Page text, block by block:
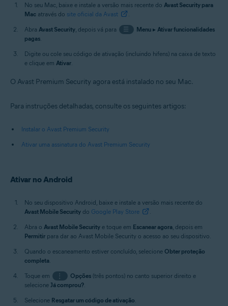
No seu Mac, baixe e instale a versão mais recente do Avast Security para
Mac através do site oficial da Avast
.
Abra Avast Security, depois vá para ☰ Menu▸ Ativar funcionalidades
pagas.
Digite ou cole seu código de ativação (incluindo hifens) na caixa de texto
e clique em Ativar.
O Avast Premium Security agora está instalado no seu Mac.
Para instruções detalhadas, consulte os seguintes artigos:
Instalar o Avast Premium Security
Ativar uma assinatura do Avast Premium Security
Ativar no Android
No seu dispositivo Android, baixe e instale a versão mais recente do
Avast Mobile Security do Google Play Store
.
Abra o Avast Mobile Security e toque em Escanear agora, depois em
Permitir para dar ao Avast Mobile Security o acesso ao seu dispositivo.
Quando o escaneamento estiver concluído, selecione Obter proteção
completa.
Toque em
⋮ Opções(três pontos) no canto superior direito e
selecione Já comprou?.
Selecione Resgatar um código de ativação.